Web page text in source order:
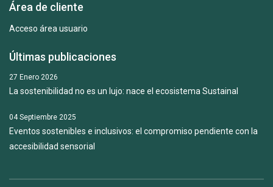
Área de cliente
Acceso área usuario
Últimas publicaciones
27 Enero 2026
La sostenibilidad no es un lujo: nace el ecosistema Sustainal
04 Septiembre 2025
Eventos sostenibles e inclusivos: el compromiso pendiente con la
accesibilidad sensorial